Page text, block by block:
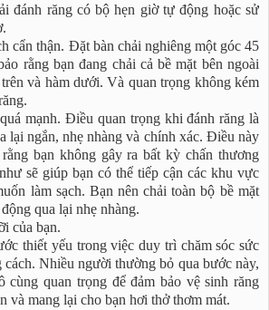
cẩn thận. Đặt bàn chải nghiêng một góc 45
rằng bạn đang chải cả bề mặt bên ngoài
bề mặt nhai của răng.
mạnh. Điều quan trọng khi đánh răng là
lại ngắn, nhẹ nhàng và chính xác. Điều này
tiếp cận các khu vực
sạch. Bạn nên chải toàn bộ bề mặt
qua lại nhẹ nhàng.
của bạn.
sức
thường bỏ qua bước này,
quan trọng để đảm bảo vệ sinh răng
và mang lại cho bạn hơi thở thơm mát.